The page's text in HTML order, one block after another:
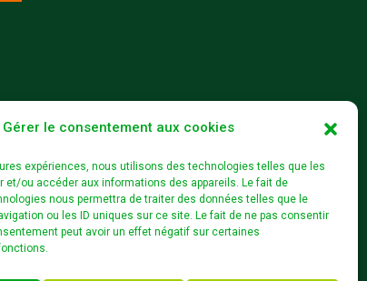
Gérer le consentement aux cookies
expériences, nous utilisons des technologies telles que les
et/ou accéder aux informations des appareils. Le fait de
nous permettra de traiter des données telles que le
ou les ID uniques sur ce site. Le fait de ne pas consentir
peut avoir un effet négatif sur certaines